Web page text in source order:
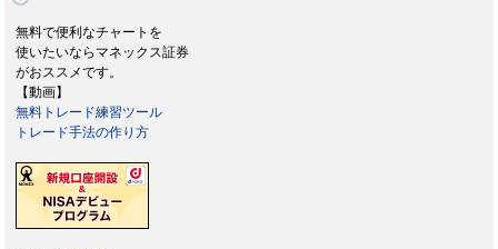
無料で便利なチャートを
使いたいならマネックス証券
がおススメです。
【動画】
無料トレード練習ツール
トレード手法の作り方